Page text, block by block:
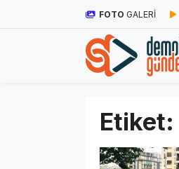
FOTO GALERİ
Etiket: